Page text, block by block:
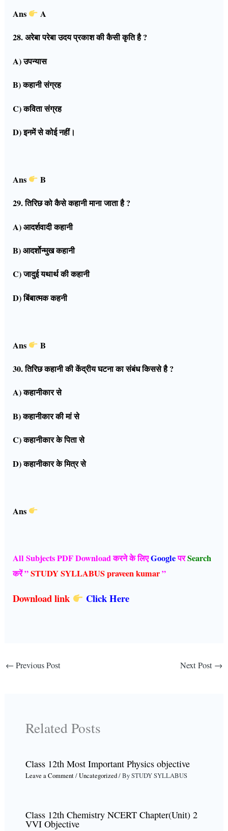
Ans
A
28. अरेबा परेबा उदय प्रकाश की कैसी कृति है ?
A) उपन्यास
B) कहानी संग्रह
C) कविता संग्रह
D) इनमें से कोई नहीं।
Ans
B
29. तिरिछ को कैसे कहानी माना जाता है ?
A) आदर्शवादी कहानी
B) आदर्शोन्मुख कहानी
C) जादुई यथार्थ की कहानी
D) बिंबात्मक कहनी
Ans
B
30. तिरिछ कहानी की केंद्रीय घटना का संबंध किससे है ?
A) कहानीकार से
B) कहानीकार की मां से
C) कहानीकार के पिता से
D) कहानीकार के मित्र से
Ans
All Subjects PDF Download करने के लिएGoogleपरSearch
करें ”STUDY SYLLABUS praveen kumar”
Download link Click Here
← Previous Post Next Post →
Related Posts
Class 12th Most Important Physics objective
Leave a Comment/Uncategorized/ BySTUDY SYLLABUS
Class 12th Chemistry NCERT Chapter(Unit) 2
VVI Objective